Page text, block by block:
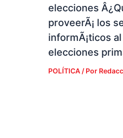
elecciones
proveerÃ¡ los
informÃ¡ticos
elecciones
POLÍTICA/ Por